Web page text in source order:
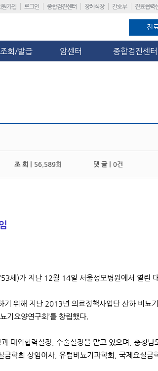
원가입 로그인 종합검진센터 장례식장 간호부 진료협력
진
회/발급 암센터 종합검진센터
조 회 | 56,589회 댓 글 | 0건
세)가 지난 12월 14일 서울성모병원에서 열린
위해 지난 2013년 의료정책사업단 산하 비뇨
기요양연구회’를 창립했다.
대외협력실장, 수술실장을 맡고 있으며, 충청남
학회 상임이사, 유럽비뇨기과학회, 국제요실금